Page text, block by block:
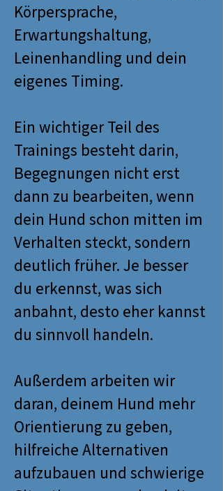
Körpersprache,
Erwartungshaltung,
Leinenhandling und dein
eigenes Timing.
Ein wichtiger Teil des
Trainings besteht darin,
Begegnungen nicht erst
dann zu bearbeiten, wenn
dein Hund schon mitten im
Verhalten steckt, sondern
deutlich früher. Je besser
du erkennst, was sich
anbahnt, desto eher kannst
du sinnvoll handeln.
Außerdem arbeiten wir
daran, deinem Hund mehr
Orientierung zu geben,
hilfreiche Alternativen
aufzubauen und schwierige